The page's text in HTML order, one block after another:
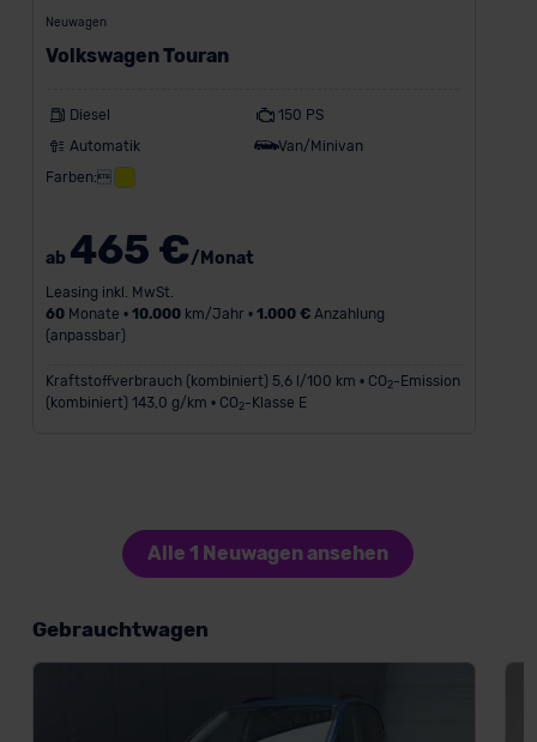
Neuwagen
Volkswagen Touran
Diesel
150 PS
Automatik
Van/Minivan
Farben:
ab 465 €/Monat
Leasing inkl. MwSt.
60Monate • 10.000km/Jahr • 1.000 €Anzahlung
(anpassbar)
Kraftstoffverbrauch (kombiniert) 5,6 l/100 km • CO2-Emission
(kombiniert) 143,0 g/km • CO2-Klasse E
Alle 1 Neuwagen ansehen
Gebrauchtwagen